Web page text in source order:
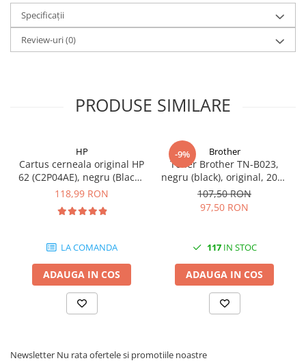
Specificații
Review-uri(0)
PRODUSE SIMILARE
HP
Cartus cerneala original HP
62 (C2P04AE), negru (Black),
200 pagini
118,99 RON
LA COMANDA
ADAUGA IN COS
-9% Brother
Toner Brother TN-B023,
negru (black), original, 2000
pagini
107,50 RON
97,50 RON
117IN STOC
ADAUGA IN COS
Newsletter Nu rata ofertele si promotiile noastre